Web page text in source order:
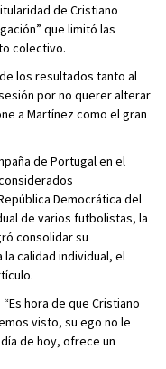
de Cristiano
que limitó las
colectivo.
los resultados tanto al
por no querer alterar
a Martínez como el gran
de Portugal en el
Democrática del
de varios futbolistas, la
consolidar su
la calidad individual, el
hora de que Cristiano
visto, su ego no le
de hoy, ofrece un